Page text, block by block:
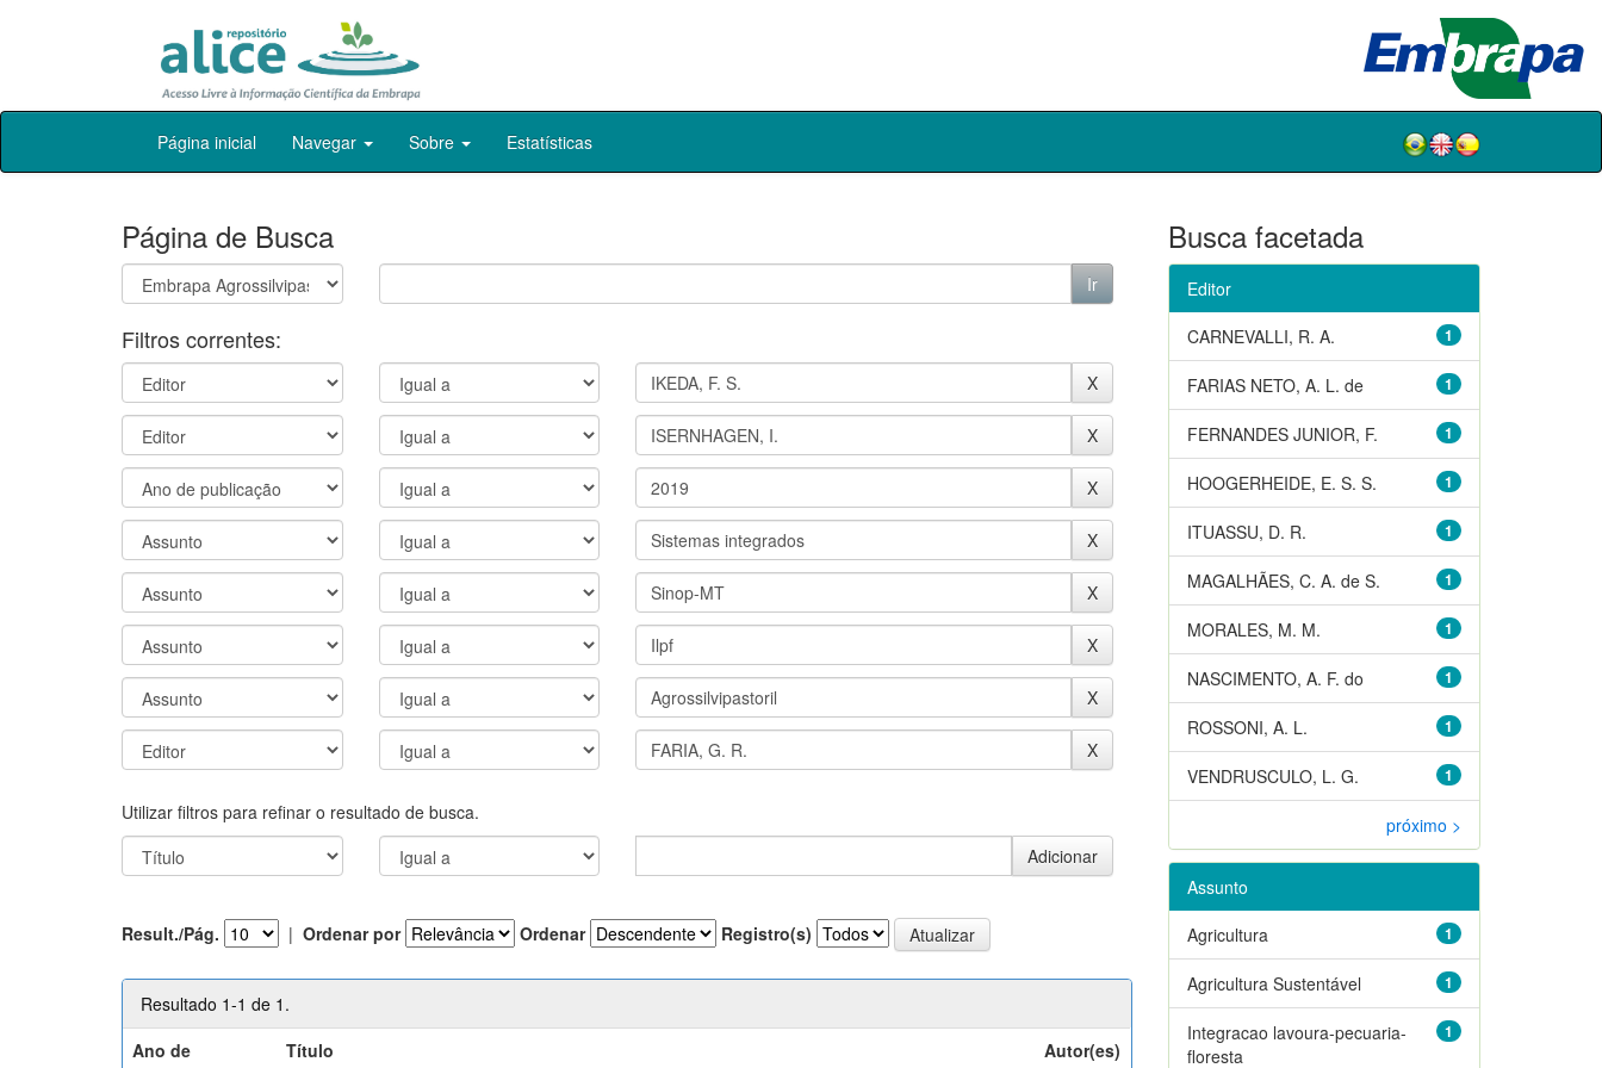
Skip
Página inicial Navegar Sobre Estatísticas
Página de Busca
Filtros correntes:
Utilizar filtros para refinar o resultado de busca.
Result./Pág. | Ordenar por Ordenar Registro(s)
Resultado 1-1 de 1.
Ano de
Título Autor(es)
Busca facetada
Editor
1
CARNEVALLI, R. A.
1
FARIAS NETO, A. L. de
1
FERNANDES JUNIOR, F.
1
HOOGERHEIDE, E. S. S.
1
ITUASSU, D. R.
1
MAGALHÃES, C. A. de S.
1
MORALES, M. M.
1
NASCIMENTO, A. F. do
1
ROSSONI, A. L.
1
VENDRUSCULO, L. G.
próximo >
Assunto
1
Agricultura
1
Agricultura Sustentável
1
Integracao lavoura-pecuaria-
floresta